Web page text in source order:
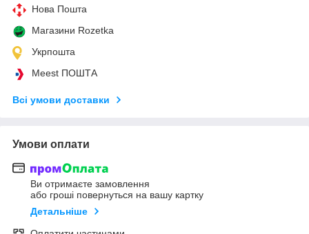
Нова Пошта
Магазини Rozetka
Укрпошта
Meest ПОШТА
Всі умови доставки
Умови оплати
Ви отримаєте замовлення
або гроші повернуться на вашу картку
Детальніше